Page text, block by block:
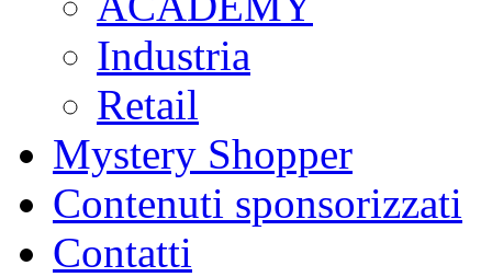
Industria
Retail
Mystery Shopper
Contenuti sponsorizzati
Contatti